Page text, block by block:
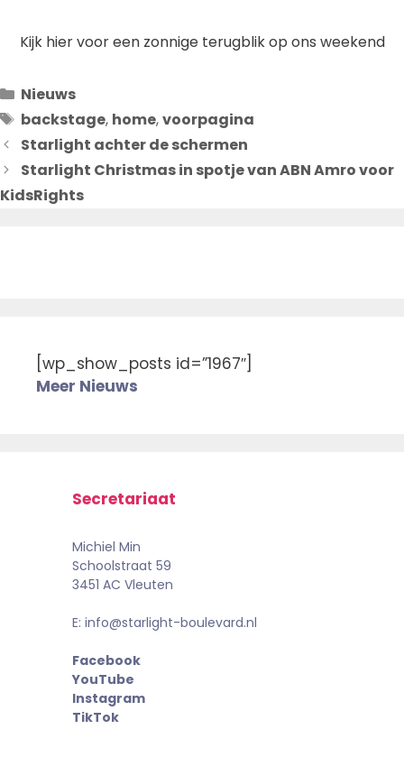
Kijk hier voor een zonnige terugblik op ons weekend
Categorieën
Nieuws
Tags
backstage, home,voorpagina
Starlight achter de schermen
Starlight Christmas in spotje van ABN Amro voor
KidsRights
[wp_show_posts id=”1967″]
Meer Nieuws
Secretariaat
Michiel Min
Schoolstraat 59
3451 AC Vleuten
E: info@starlight-boulevard.nl
Facebook
YouTube
Instagram
TikTok